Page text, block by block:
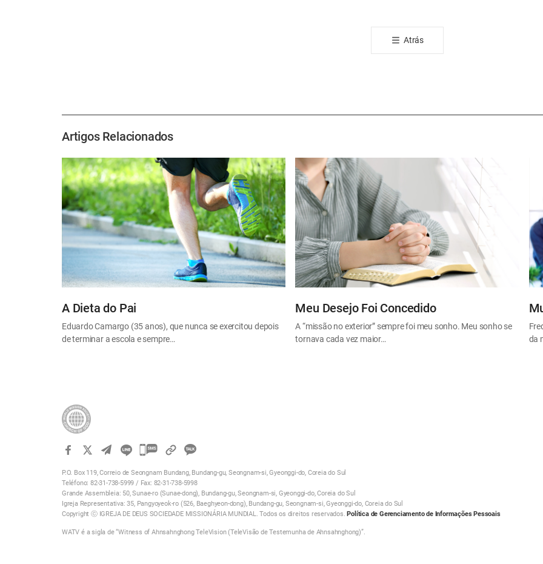
Atrás
Artigos Relacionados
A Dieta do Pai
Eduardo Camargo (35 anos), que nunca se exercitou depois
de terminar a escola e sempre…
Meu Desejo Foi Concedido
A “missão no exterior” sempre foi meu sonho. Meu sonho se
tornava cada vez maior…
da
카
오
톡
공
하
P.O. Box 119, Correio de Seongnam Bundang, Bundang-gu, Seongnam-si, Gyeonggi-do, Coreia do Sul
Teléfono: 82-31-738-5999 / Fax: 82-31-738-5998
Grande Assembleia: 50, Sunae-ro (Sunae-dong), Bundang-gu, Seongnam-si, Gyeonggi-do, Coreia do Sul
Igreja Representativa: 35, Pangyoyeok-ro (526, Baeghyeon-dong), Bundang-gu, Seongnam-si, Gyeonggi-do, Coreia do Sul
Copyright ⓒ IGREJA DE DEUS SOCIEDADE MISSIONÁRIA MUNDIAL. Todos os direitos reservados. Política de Gerenciamento de Informações Pessoais
WATV é a sigla de “Witness of Ahnsahnghong TeleVision (TeleVisão de Testemunha de Ahnsahnghong)”.